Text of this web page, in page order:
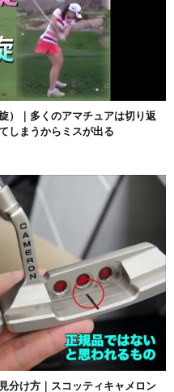
）｜多くのアマチュアは切り返
しまうからミスが出る
分け方｜スコッティキャメロン